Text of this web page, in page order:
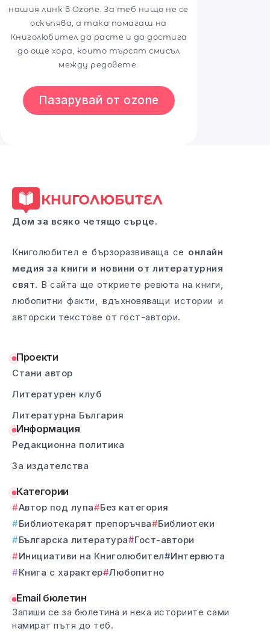
нашия линк в Ozone. За теб нищо не се
оскъпява, а така помагаш на
Книголюбител да расте и да достига
до още хора, които търсят смисъл
между редовете.
Пазарувай от ozone
Дом за всяко четящо сърце.
Книголюбител е бързоразвиваща се онлайн
медия за книги и новини от литературния
свят. В сайта ще откриете ревюта на книги,
любопитни факти, вдъхновяващи истории и
авторски текстове от гост-автори.
Проекти
Стани автор
Литературен клуб
Литературна България
Информация
Редакционна политика
За издателства
Категории
Автор под лупа
Без категория
Библиотекарят препоръчва
Библиотеки
Българска литература
Гост-автори
Инициативи на Книголюбител
Интервюта
Книга с характер Любопитно
Email бюлетин
Запиши се за бюлетина и нека историите сами
намират пътя до теб.